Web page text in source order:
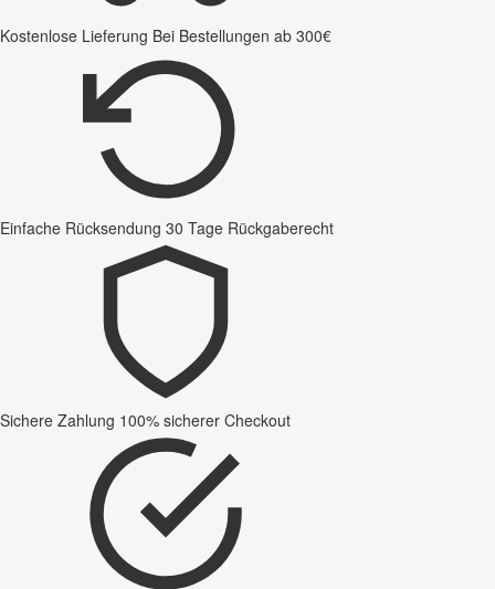
Kostenlose Lieferung Bei Bestellungen ab 300€
Einfache Rücksendung 30 Tage Rückgaberecht
Sichere Zahlung 100% sicherer Checkout